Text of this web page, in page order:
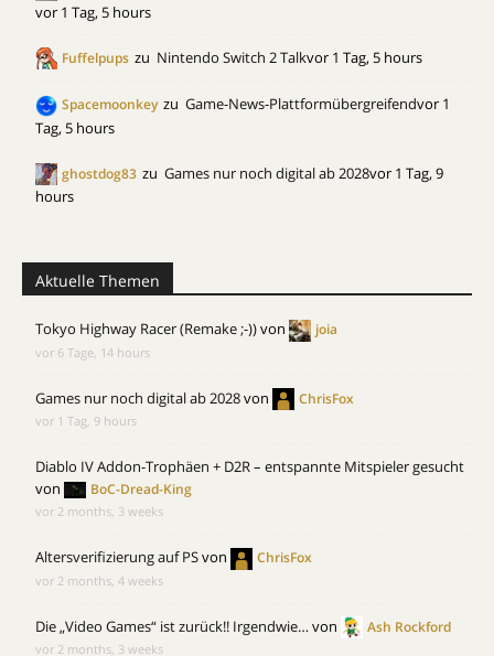
vor 1 Tag, 5 hours
Fuffelpups zu Nintendo Switch 2 Talkvor 1 Tag, 5 hours
Spacemoonkey zu Game-News-Plattformübergreifendvor 1
Tag, 5 hours
ghostdog83 zu Games nur noch digital ab 2028vor 1 Tag, 9
hours
Aktuelle Themen
Tokyo Highway Racer (Remake ;-))von joia
vor 6 Tage, 14 hours
Games nur noch digital ab 2028von ChrisFox
vor 1 Tag, 9 hours
Diablo IV Addon-Trophäen + D2R – entspannte Mitspieler gesucht
von
BoC-Dread-King
vor 2 months, 3 weeks
Altersverifizierung auf PSvon ChrisFox
vor 2 months, 4 weeks
Die „Video Games“ ist zurück!! Irgendwie…von Ash Rockford
vor 2 months, 3 weeks